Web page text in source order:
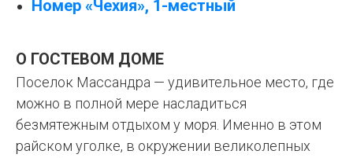
Номер «Чехия», 1-местный
О ГОСТЕВОМ ДОМЕ
Поселок Массандра — удивительное место, где
можно в полной мере насладиться
безмятежным отдыхом у моря. Именно в этом
райском уголке, в окружении великолепных